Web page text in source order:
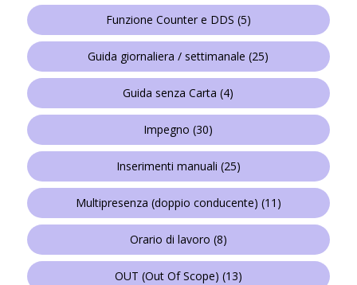
Funzione Counter e DDS (5)
Guida giornaliera / settimanale (25)
Guida senza Carta (4)
Impegno (30)
Inserimenti manuali (25)
Multipresenza (doppio conducente) (11)
Orario di lavoro (8)
OUT (Out Of Scope) (13)